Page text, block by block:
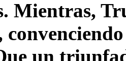
Mientras,
un